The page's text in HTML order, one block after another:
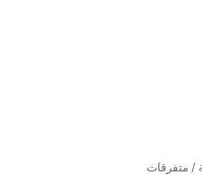
/ متفرقات